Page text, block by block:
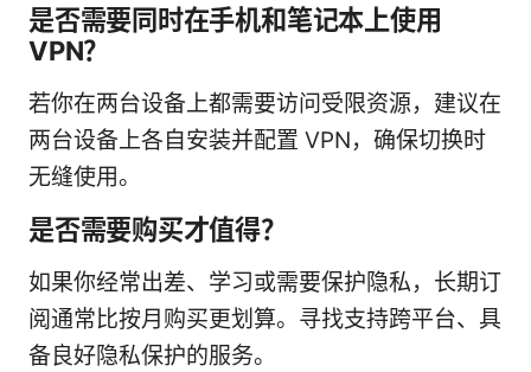
是否需要同时在手机和笔记本上使用
VPN？
若你在两台设备上都需要访问受限资源，建议在
两台设备上各自安装并配置 VPN，确保切换时
无缝使用。
是否需要购买才值得？
如果你经常出差、学习或需要保护隐私，长期订
阅通常比按月购买更划算。寻找支持跨平台、具
备良好隐私保护的服务。